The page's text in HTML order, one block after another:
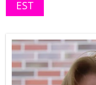
EST